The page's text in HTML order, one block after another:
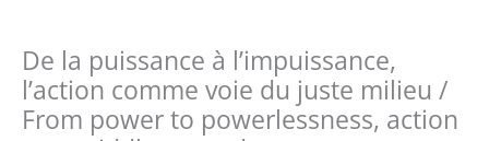
De la puissance à l’impuissance,
l’action comme voie du juste milieu /
From power to powerlessness, action